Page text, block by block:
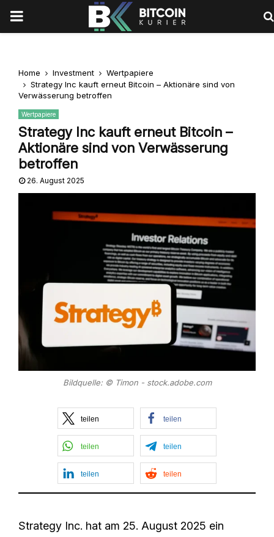
PRIMARY
Home Investment
Wertpapiere
Strategy Inc kauft erneut Bitcoin – Aktionäre sind von
Verwässerung betroffen
Wertpapiere
Strategy Inc kauft erneut Bitcoin –
Aktionäre sind von Verwässerung
betroffen
26. August 2025
Bildquelle: © Timon - stock.adobe.com
teilen teilen
teilen teilen
teilen teilen
Strategy Inc. hat am 25. August 2025 ein